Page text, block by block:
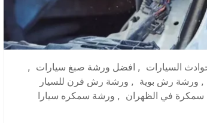
السيارات , افضل ورشة صبغ سيارات
,
, ورشة رش بوية , ورشة رش فرن للسيار
في الظهران , ورشة سمكره سيارا